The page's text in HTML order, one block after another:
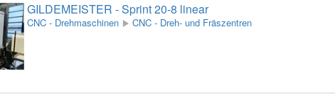
GILDEMEISTER - Sprint 20-8 linear
CNC - Drehmaschinen CNC - Dreh- und Fräszentren